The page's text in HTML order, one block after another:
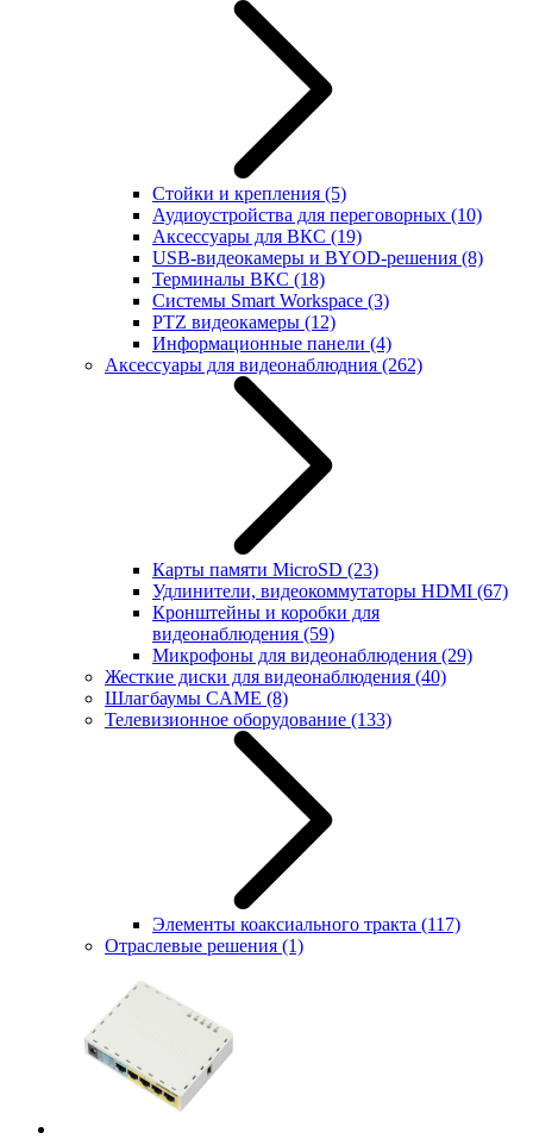
Стойки и крепления (5)
Аудиоустройства для переговорных (10)
Аксессуары для ВКС (19)
USB-видеокамеры и BYOD-решения (8)
Терминалы ВКС (18)
Системы Smart Workspace (3)
PTZ видеокамеры (12)
Информационные панели (4)
Аксессуары для видеонаблюдния (262)
Карты памяти MicroSD (23)
Удлинители, видеокоммутаторы HDMI (67)
Кронштейны и коробки для
видеонаблюдения (59)
Микрофоны для видеонаблюдения (29)
Жесткие диски для видеонаблюдения (40)
Шлагбаумы CAME (8)
Телевизионное оборудование (133)
Элементы коаксиального тракта (117)
Отраслевые решения (1)